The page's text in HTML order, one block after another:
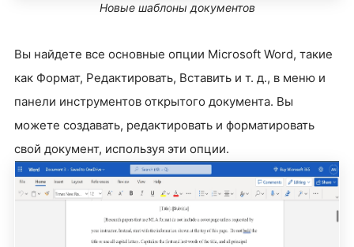
Новые шаблоны документов
Вы найдете все основные опции Microsoft Word, такие
как Формат, Редактировать, Вставить и т. д., в меню и
панели инструментов открытого документа. Вы
можете создавать, редактировать и форматировать
свой документ, используя эти опции.